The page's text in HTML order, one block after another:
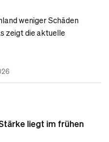
weniger Schäden
zeigt die aktuelle
liegt im frühen